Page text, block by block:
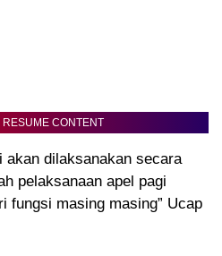
CONTENT
akan dilaksanakan secara
pelaksanaan apel pagi
fungsi masing masing” Ucap